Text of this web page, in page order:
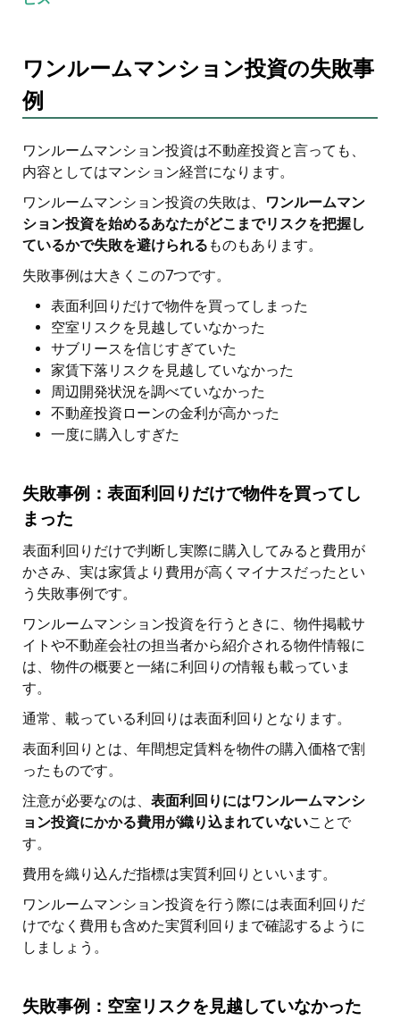
ワンルームマンション投資の失敗事
例
ワンルームマンション投資は不動産投資と言っても、
内容としてはマンション経営になります。
ワンルームマンション投資の失敗は、
ワンルームマン
ション投資を始めるあなたがどこまでリスクを把握し
ているかで失敗を避けられる ものもあります。
失敗事例は大きくこの7つです。
表面利回りだけで物件を買ってしまった
空室リスクを見越していなかった
サブリースを信じすぎていた
家賃下落リスクを見越していなかった
周辺開発状況を調べていなかった
不動産投資ローンの金利が高かった
一度に購入しすぎた
失敗事例：表面利回りだけで物件を買ってし
まった
表面利回りだけで判断し実際に購入してみると費用が
かさみ、実は家賃より費用が高くマイナスだったとい
う失敗事例です。
ワンルームマンション投資を行うときに、物件掲載サ
イトや不動産会社の担当者から紹介される物件情報に
は、物件の概要と一緒に利回りの情報も載っていま
す。
通常、載っている利回りは表面利回りとなります。
表面利回りとは、年間想定賃料を物件の購入価格で割
ったものです。
注意が必要なのは、 表面利回りにはワンルームマンシ
ョン投資にかかる費用が織り込まれていないことで
す。
費用を織り込んだ指標は実質利回りといいます。
ワンルームマンション投資を行う際には表面利回りだ
けでなく費用も含めた実質利回りまで確認するように
しましょう。
失敗事例：空室リスクを見越していなかった